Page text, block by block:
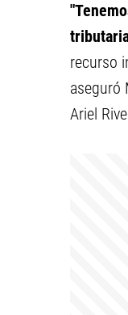
recurso
aseguró
Ariel